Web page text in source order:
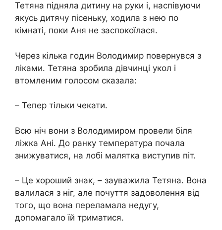
Тетяна підняла дитину на руки і, наспівуючи
якусь дитячу пісеньку, ходила з нею по
кімнаті, поки Аня не заспокоїлася.
Через кілька годин Володимир повернувся з
ліками. Тетяна зробила дівчинці укол і
втомленим голосом сказала:
– Тепер тільки чекати.
Всю ніч вони з Володимиром провели біля
ліжка Ані. До ранку температура почала
знижуватися, на лобі малятка виступив піт.
– Це хороший знак, – зауважила Тетяна. Вона
валилася з ніг, але почуття задоволення від
того, що вона переламала недугу,
допомагало їй триматися.